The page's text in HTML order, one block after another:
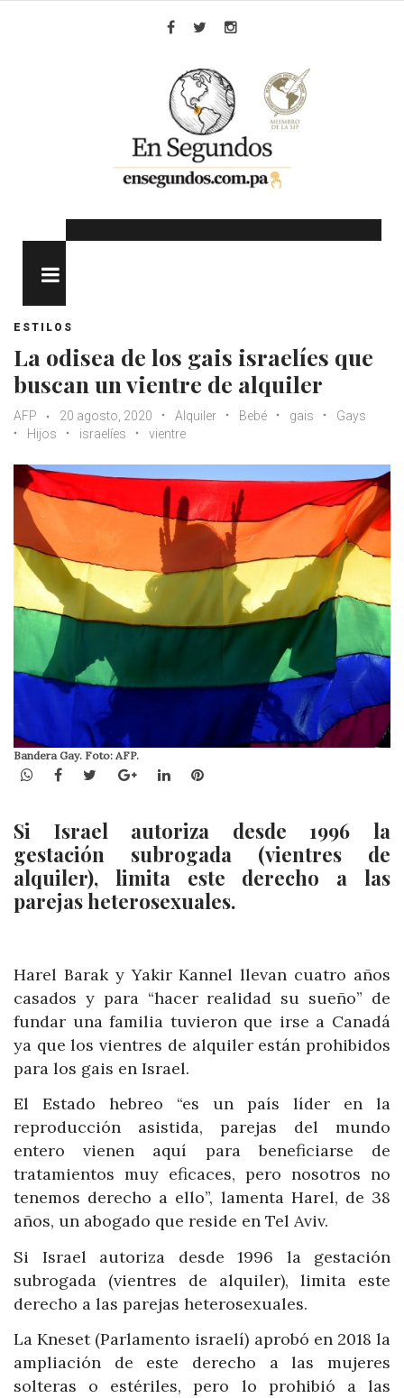
ESTILOS
La odisea de los gais israelíes que
buscan un vientre de alquiler
AFP 20 agosto, 2020 Alquiler Bebé gais
Gays
Hijos
israelíes vientre
Bandera Gay. Foto: AFP.
WhatsApp
Facebook
TwitterGoogle+LinkedInPinterest
Si Israel autoriza desde 1996 la
gestación subrogada (vientres de
alquiler), limita este derecho a las
parejas heterosexuales.
Harel Barak y Yakir Kannel llevan cuatro años
casados y para “hacer realidad su sueño” de
fundar una familia tuvieron que irse a Canadá
ya que los vientres de alquiler están prohibidos
para los gais en Israel.
El Estado hebreo “es un país líder en la
reproducción asistida, parejas del mundo
entero vienen aquí para beneficiarse de
tratamientos muy eficaces, pero nosotros no
tenemos derecho a ello”, lamenta Harel, de 38
años, un abogado que reside en Tel Aviv.
Si Israel autoriza desde 1996 la gestación
subrogada (vientres de alquiler), limita este
derecho a las parejas heterosexuales.
La Kneset (Parlamento israelí) aprobó en 2018 la
ampliación de este derecho a las mujeres
solteras o estériles, pero lo prohibió a las